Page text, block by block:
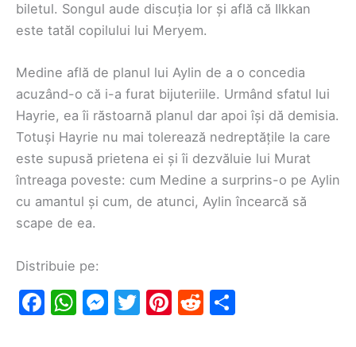
biletul. Songul aude discuția lor și află că Ilkkan
este tatăl copilului lui Meryem.
Medine află de planul lui Aylin de a o concedia
acuzând-o că i-a furat bijuteriile. Urmând sfatul lui
Hayrie, ea îi răstoarnă planul dar apoi își dă demisia.
Totuși Hayrie nu mai tolerează nedreptățile la care
este supusă prietena ei și îi dezvăluie lui Murat
întreaga poveste: cum Medine a surprins-o pe Aylin
cu amantul și cum, de atunci, Aylin încearcă să
scape de ea.
Distribuie pe:
F
W M T
Pi R